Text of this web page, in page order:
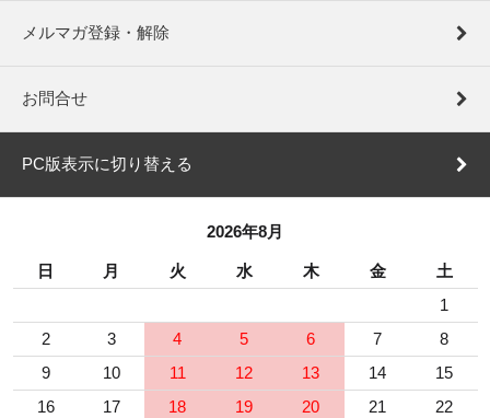
メルマガ登録・解除
お問合せ
PC版表示に切り替える
2026年8月
日 月 火 水 木 金
土
1
2
3 4 5 6 7
8
9
10 11 12 13 14
15
16
17 18 19 20 21
22